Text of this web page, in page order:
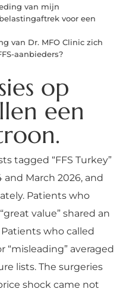
van mijn
voor een
van Dr. MFO Clinic zich
aanbieders?
op
een
tagged “FFS Turkey”
March 2026, and
Patients who
value” shared an
who called
“misleading” averaged
lists. The surgeries
shock came not